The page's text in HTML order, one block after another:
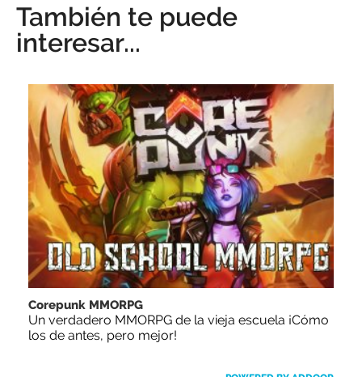
También te puede
interesar...
Corepunk MMORPG
Un verdadero MMORPG de la vieja escuela ¡Cómo
los de antes, pero mejor!